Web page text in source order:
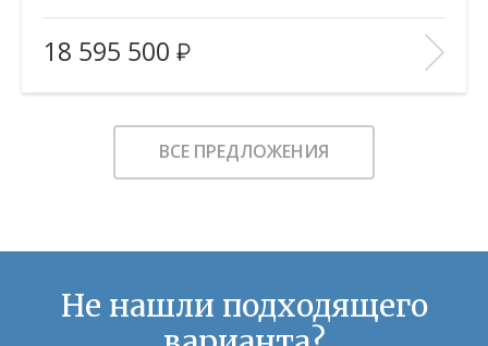
Площадь (общ/жил/кух), м2:
53.9/20.7/24.8
Количество комнат:
2
Этаж:
6/8
В ИЗБРАННОЕ
18 595 500
ВСЕ ПРЕДЛОЖЕНИЯ
Не нашли подходящего